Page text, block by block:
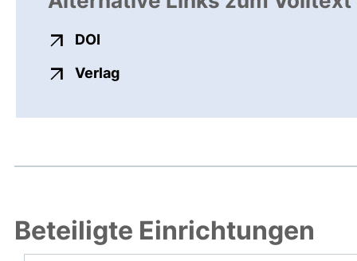
DOI
Verlagexterner Link, öffnet neues
Beteiligte Einrichtungen